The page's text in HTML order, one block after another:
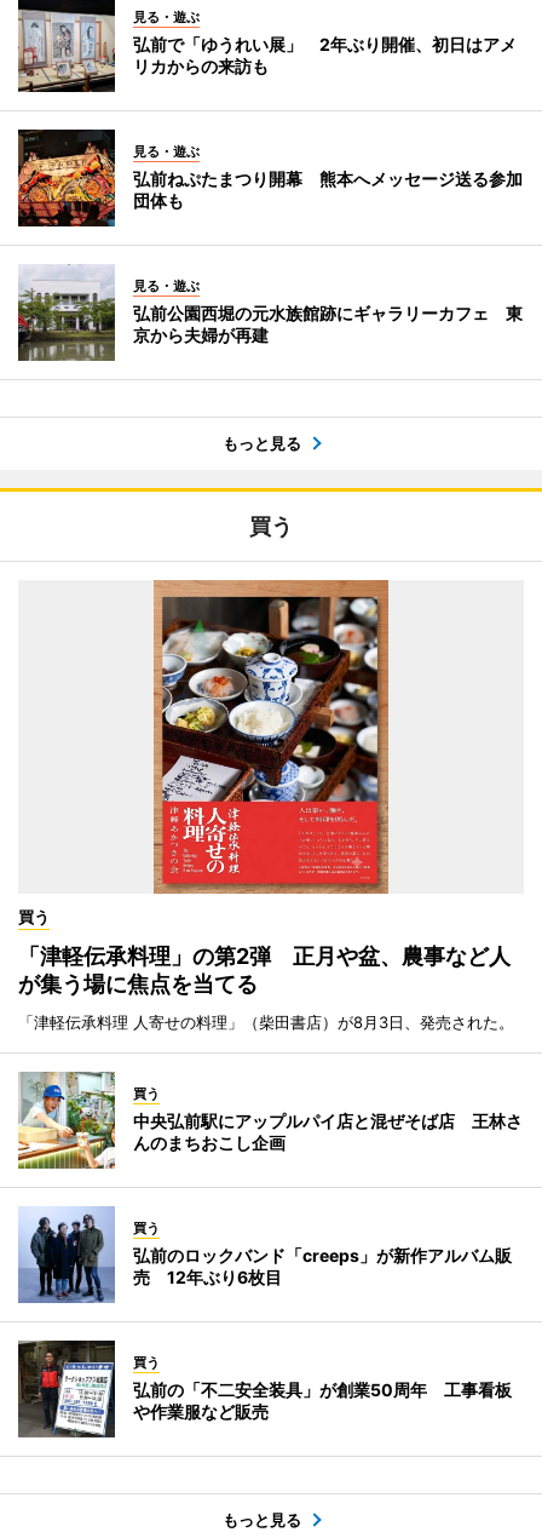
見る・遊ぶ
弘前で「ゆうれい展」 2年ぶり開催、初日はアメ
リカからの来訪も
見る・遊ぶ
弘前ねぷたまつり開幕 熊本へメッセージ送る参加
団体も
見る・遊ぶ
弘前公園西堀の元水族館跡にギャラリーカフェ 東
京から夫婦が再建
もっと見る
買う
買う
「津軽伝承料理」の第2弾 正月や盆、農事など人
が集う場に焦点を当てる
「津軽伝承料理 人寄せの料理」（柴田書店）が8月3日、発売された。
買う
中央弘前駅にアップルパイ店と混ぜそば店 王林さ
んのまちおこし企画
買う
弘前のロックバンド「creeps」が新作アルバム販
売 12年ぶり6枚目
買う
弘前の「不二安全装具」が創業50周年 工事看板
や作業服など販売
もっと見る